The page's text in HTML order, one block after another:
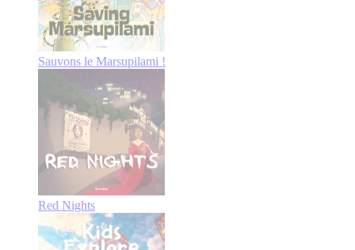
Sauvons le Marsupilami !
Red Nights